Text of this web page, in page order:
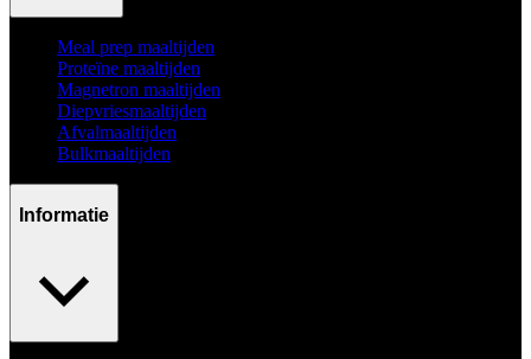
Meal prep maaltijden
Proteïne maaltijden
Magnetron maaltijden
Diepvriesmaaltijden
Afvalmaaltijden
Bulkmaaltijden
Informatie